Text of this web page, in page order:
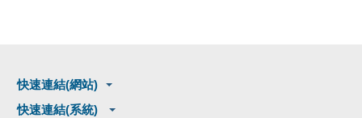
快速連結(網站)
快速連結(系統)